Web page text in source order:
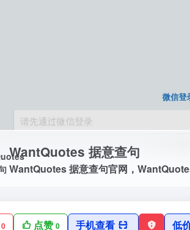
WantQuotes 据意查句
0 点赞0 手机查看 低